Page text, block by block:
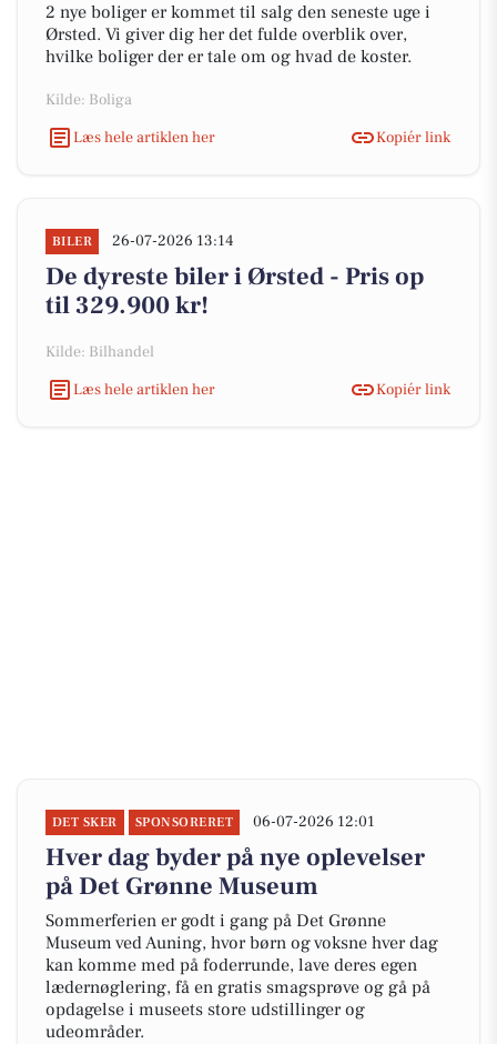
2 nye boliger er kommet til salg den seneste uge i
Ørsted. Vi giver dig her det fulde overblik over,
hvilke boliger der er tale om og hvad de koster.
Kilde: Boliga
Læs hele artiklen her
Kopiér link
BILER 26-07-2026 13:14
De dyreste biler i Ørsted - Pris op
til 329.900 kr!
Kilde: Bilhandel
Læs hele artiklen her
Kopiér link
DET SKER SPONSORERET 06-07-2026 12:01
Hver dag byder på nye oplevelser
på Det Grønne Museum
Sommerferien er godt i gang på Det Grønne
Museum ved Auning, hvor børn og voksne hver dag
kan komme med på foderrunde, lave deres egen
lædernøglering, få en gratis smagsprøve og gå på
opdagelse i museets store udstillinger og
udeområder.